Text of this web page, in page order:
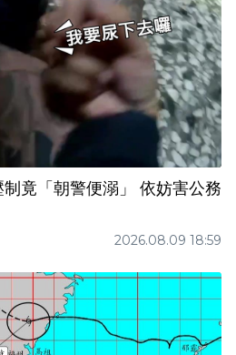
竟「朝警便溺」 依妨害公務
2026.08.09 18:59